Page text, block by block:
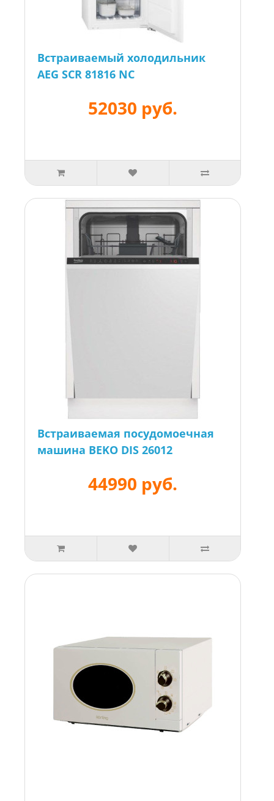
Встраиваемый холодильник
AEG SCR 81816 NC
52030 руб.
Встраиваемая посудомоечная
машина BEKO DIS 26012
44990 руб.